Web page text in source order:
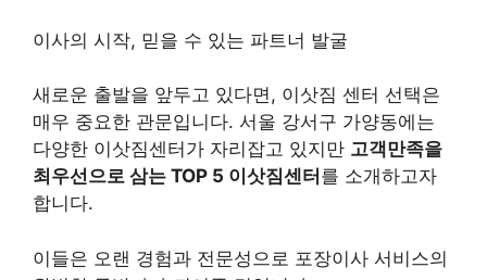
이사의 시작, 믿을 수 있는 파트너 발굴
새로운 출발을 앞두고 있다면, 이삿짐 센터 선택은
매우 중요한 관문입니다. 서울 강서구 가양동에는
다양한 이삿짐센터가 자리잡고 있지만 고객만족을
최우선으로 삼는 TOP 5 이삿짐센터 를 소개하고자
합니다.
이들은 오랜 경험과 전문성으로 포장이사 서비스의